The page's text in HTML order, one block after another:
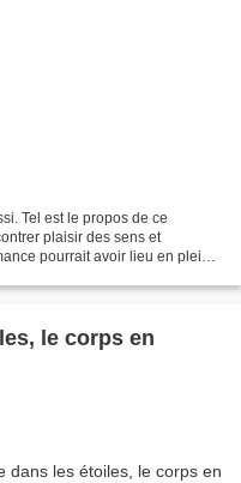
Tel est le propos de ce
plaisir des sens et
pourrait avoir lieu en plein
le corps en